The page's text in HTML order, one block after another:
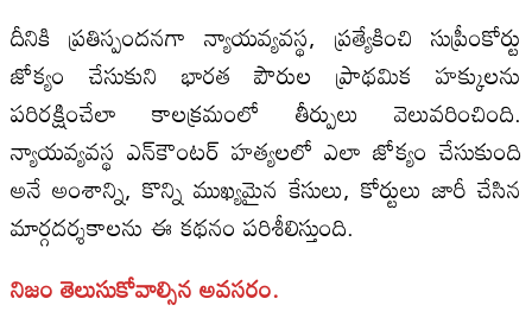
దీనికి ప్రతిస్పందనగా న్యాయవ్యవస్థ, ప్రత్యేకించి సుప్రీంకోర్టు
జోక్యం చేసుకుని భారత పౌరుల ప్రాథమిక హక్కులను
పరిరక్షించేలా కాలక్రమంలో తీర్పులు వెలువరించింది.
న్యాయవ్యవస్థ ఎన్‌కౌంటర్ హత్యలలో ఎలా జోక్యం చేసుకుంది
అనే అంశాన్ని, కొన్ని ముఖ్యమైన కేసులు, కోర్టులు జారీ చేసిన
మార్గదర్శకాలను ఈ కథనం పరిశీలిస్తుంది.
నిజం తెలుసుకోవాల్సిన అవసరం.